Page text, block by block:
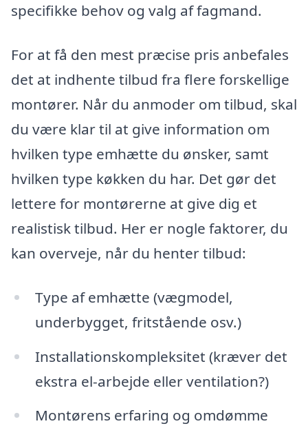
specifikke behov og valg af fagmand.
For at få den mest præcise pris anbefales
det at indhente tilbud fra flere forskellige
montører. Når du anmoder om tilbud, skal
du være klar til at give information om
hvilken type emhætte du ønsker, samt
hvilken type køkken du har. Det gør det
lettere for montørerne at give dig et
realistisk tilbud. Her er nogle faktorer, du
kan overveje, når du henter tilbud:
Type af emhætte (vægmodel,
underbygget, fritstående osv.)
Installationskompleksitet (kræver det
ekstra el-arbejde eller ventilation?)
Montørens erfaring og omdømme